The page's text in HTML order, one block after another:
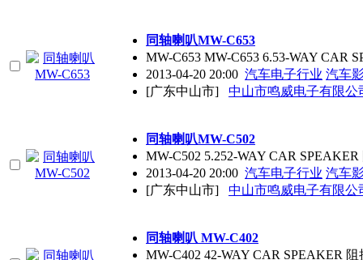
同轴喇叭MW-C653
MW-C653 MW-C653 6.53-WAY CAR
2013-04-20 20:00 汽车电子行业 汽车
[广东中山市]
中山市鸣威电子有限公
同轴喇叭MW-C502
MW-C502 5.252-WAY CAR
2013-04-20 20:00 汽车电子行业 汽车
[广东中山市]
中山市鸣威电子有限公
同轴喇叭 MW-C402
MW-C402 42-WAY CAR SPEAKER